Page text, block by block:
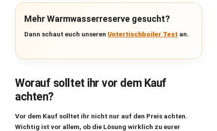
Mehr Warmwasserreserve gesucht?
Dann schaut euch unseren Untertischboiler Test an.
Worauf solltet ihr vor dem Kauf
achten?
Vor dem Kauf solltet ihr nicht nur auf den Preis achten.
Wichtig ist vor allem, ob die Lösung wirklich zu eurer